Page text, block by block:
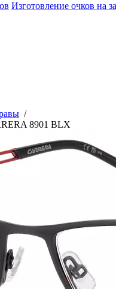
Изготовление очков на
/
8901 BLX